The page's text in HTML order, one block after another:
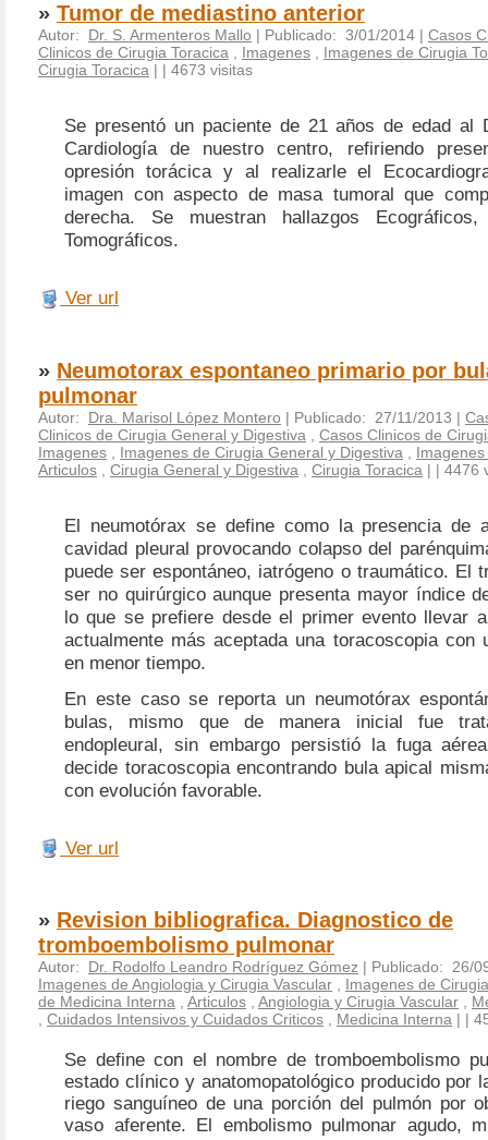
» Tumor de mediastino anterior
Autor: Dr. S. Armenteros Mallo | Publicado: 3/01/2014 | Casos
Clinicos de Cirugia Toracica
Imagenes
Imagenes de Cirugia
Cirugia Toracica | | 4673 visitas
Se presentó un paciente de 21 años de edad al
Cardiología de nuestro centro, refiriendo
opresión torácica y al realizarle el
imagen con aspecto de masa tumoral que
derecha. Se muestran hallazgos
Tomográficos.
Ver url
» Neumotorax espontaneo primario por
pulmonar
Autor: Dra. Marisol López Montero | Publicado: 27/11/2013 |
Clinicos de Cirugia General y Digestiva
Casos Clinicos de
Imagenes
Imagenes de Cirugia General y Digestiva
Articulos
Cirugia General y Digestiva Cirugia Toracica | | 4476
El neumotórax se define como la presencia de
cavidad pleural provocando colapso del
puede ser espontáneo, iatrógeno o traumático. El
ser no quirúrgico aunque presenta mayor índice
lo que se prefiere desde el primer evento llevar
actualmente más aceptada una toracoscopia con
en menor tiempo.
En este caso se reporta un neumotórax
bulas, mismo que de manera inicial fue
endopleural, sin embargo persistió la fuga
decide toracoscopia encontrando bula apical
con evolución favorable.
Ver url
» Revision bibliografica. Diagnostico de
tromboembolismo pulmonar
Autor: Dr. Rodolfo Leandro Rodríguez Gómez | Publicado: 26/
Imagenes de Angiologia y Cirugia Vascular , Imagenes de
de Medicina Interna , Articulos , Angiologia y Cirugia Vascular ,
, Cuidados Intensivos y Cuidados Criticos , Medicina Interna | |
Se define con el nombre de tromboembolismo
estado clínico y anatomopatológico producido por
riego sanguíneo de una porción del pulmón por
vaso aferente. El embolismo pulmonar agudo,